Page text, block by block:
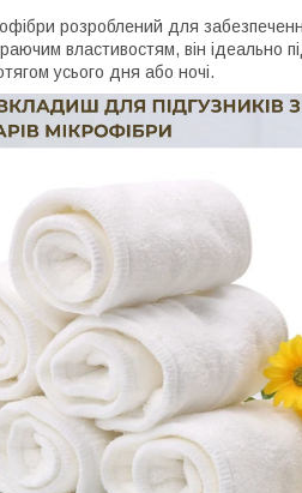
розроблений для
властивостям, він ідеально
усього дня або ночі.